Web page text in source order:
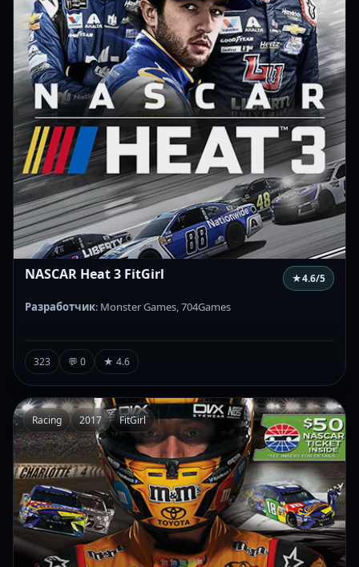
NASCAR Heat 3 FitGirl ★4.6/5
Разработчик: Monster Games, 704Games
323 💬 0 ★ 4.6
Racing 2017 FitGirl